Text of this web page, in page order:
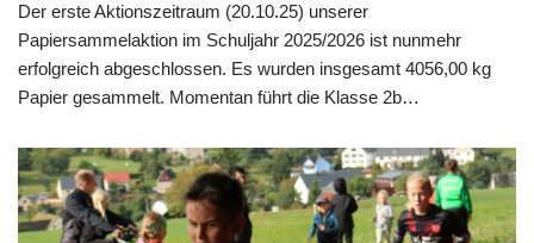
Der erste Aktionszeitraum (20.10.25) unserer
Papiersammelaktion im Schuljahr 2025/2026 ist nunmehr
erfolgreich abgeschlossen. Es wurden insgesamt 4056,00 kg
Papier gesammelt. Momentan führt die Klasse 2b…